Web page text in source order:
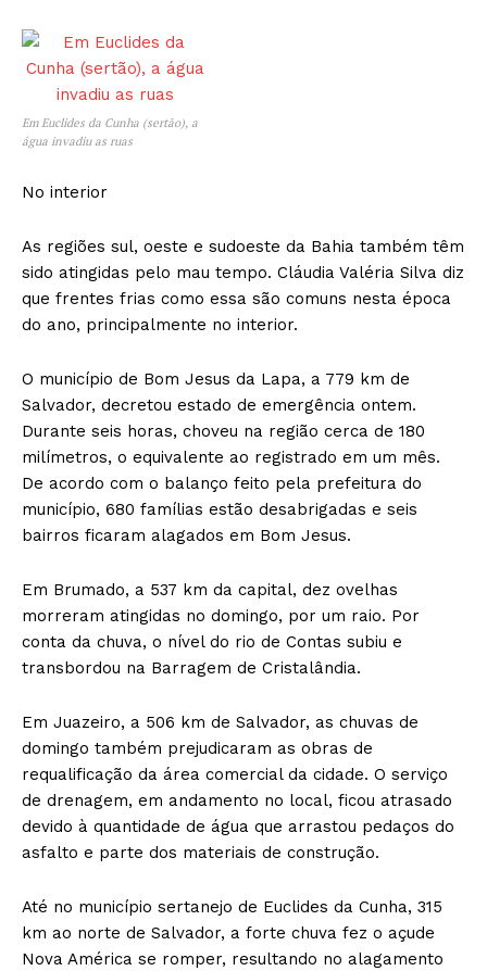
Em Euclides da Cunha (sertão), a
água invadiu as ruas
No interior
As regiões sul, oeste e sudoeste da Bahia também têm
sido atingidas pelo mau tempo. Cláudia Valéria Silva diz
que frentes frias como essa são comuns nesta época
do ano, principalmente no interior.
O município de Bom Jesus da Lapa, a 779 km de
Salvador, decretou estado de emergência ontem.
Durante seis horas, choveu na região cerca de 180
milímetros, o equivalente ao registrado em um mês.
De acordo com o balanço feito pela prefeitura do
município, 680 famílias estão desabrigadas e seis
bairros ficaram alagados em Bom Jesus.
Em Brumado, a 537 km da capital, dez ovelhas
morreram atingidas no domingo, por um raio. Por
conta da chuva, o nível do rio de Contas subiu e
transbordou na Barragem de Cristalândia.
Em Juazeiro, a 506 km de Salvador, as chuvas de
domingo também prejudicaram as obras de
requalificação da área comercial da cidade. O serviço
de drenagem, em andamento no local, ficou atrasado
devido à quantidade de água que arrastou pedaços do
asfalto e parte dos materiais de construção.
Até no município sertanejo de Euclides da Cunha, 315
km ao norte de Salvador, a forte chuva fez o açude
Nova América se romper, resultando no alagamento